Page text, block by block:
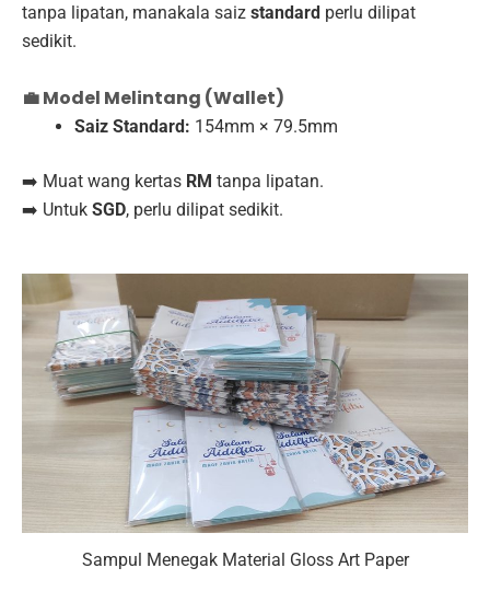
tanpa lipatan, manakala saiz standard perlu dilipat
sedikit.
💼 Model Melintang (Wallet)
Saiz Standard: 154mm × 79.5mm
➡️ Muat wang kertas RM tanpa lipatan.
➡️ Untuk SGD, perlu dilipat sedikit.
Sampul Menegak Material Gloss Art Paper